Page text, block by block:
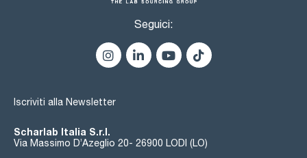
Seguici:
Iscriviti alla Newsletter
Scharlab Italia S.r.l.
Via Massimo D’Azeglio 20- 26900 LODI (LO)